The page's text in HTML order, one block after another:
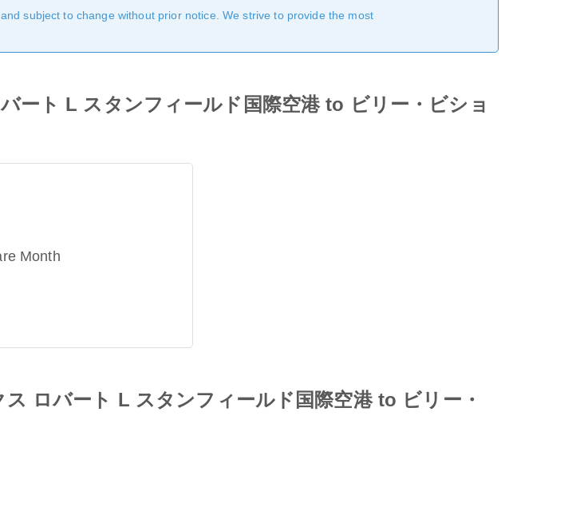
subject to change without prior notice. We strive to provide the most
ト L スタンフィールド国際空港 to ビリー・ビショ
Month
ロバート L スタンフィールド国際空港 to ビリー・